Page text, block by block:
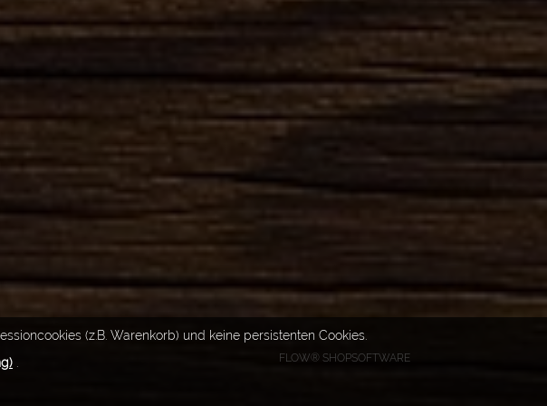
(z.B. Warenkorb) und keine persistenten Cookies.
FLOW® SHOPSOFTWARE